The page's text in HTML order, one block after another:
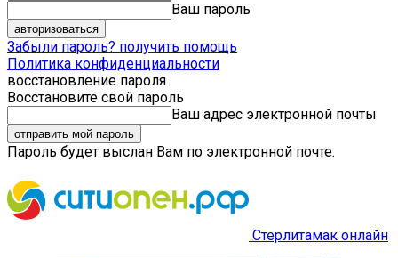
Ваш пароль
Забыли пароль? получить помощь
Политика конфиденциальности
восстановление пароля
Восстановите свой пароль
Ваш адрес электронной почты
Пароль будет выслан Вам по электронной почте.
Стерлитамак онлайн